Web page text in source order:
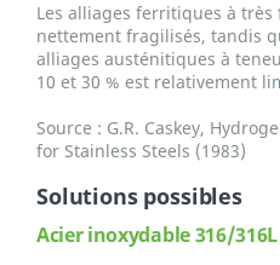
Les alliages ferritiques à
nettement fragilisés, tandis
alliages austénitiques à
10 et 30 % est relativement
Source : G.R. Caskey,
for Stainless Steels (1983)
Solutions possibles
Acier inoxydable 316/316L